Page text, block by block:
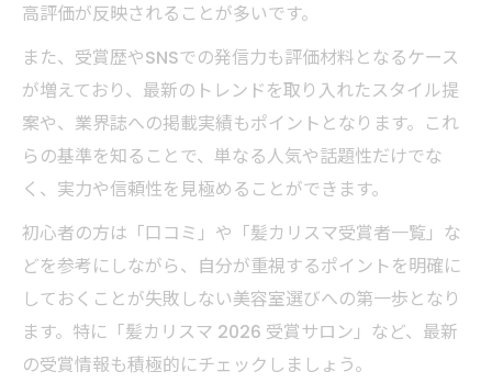
高評価が反映されることが多いです。
また、受賞歴やSNSでの発信力も評価材料となるケース
が増えており、最新のトレンドを取り入れたスタイル提
案や、業界誌への掲載実績もポイントとなります。これ
らの基準を知ることで、単なる人気や話題性だけでな
く、実力や信頼性を見極めることができます。
初心者の方は「口コミ」や「髪カリスマ受賞者一覧」な
どを参考にしながら、自分が重視するポイントを明確に
しておくことが失敗しない美容室選びへの第一歩となり
ます。特に「髪カリスマ 2026 受賞サロン」など、最新
の受賞情報も積極的にチェックしましょう。